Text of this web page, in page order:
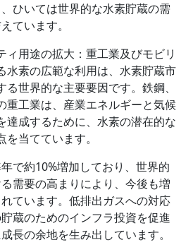
ひいては世界的な水素貯蔵の需
ています。
ィ用途の拡大：重工業及びモビリ
水素の広範な利用は、水素貯蔵市
世界的な主要要因です。鉄鋼、
重工業は、産業エネルギーと気候
達成するために、水素の潜在的な
当てています。
で約10%増加しており、世界的
需要の高まりにより、今後も増
ています。低排出ガスへの対応
蔵のためのインフラ投資を促進
長の余地を生み出しています。